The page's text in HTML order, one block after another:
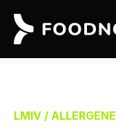
LMIV / ALLERGENE